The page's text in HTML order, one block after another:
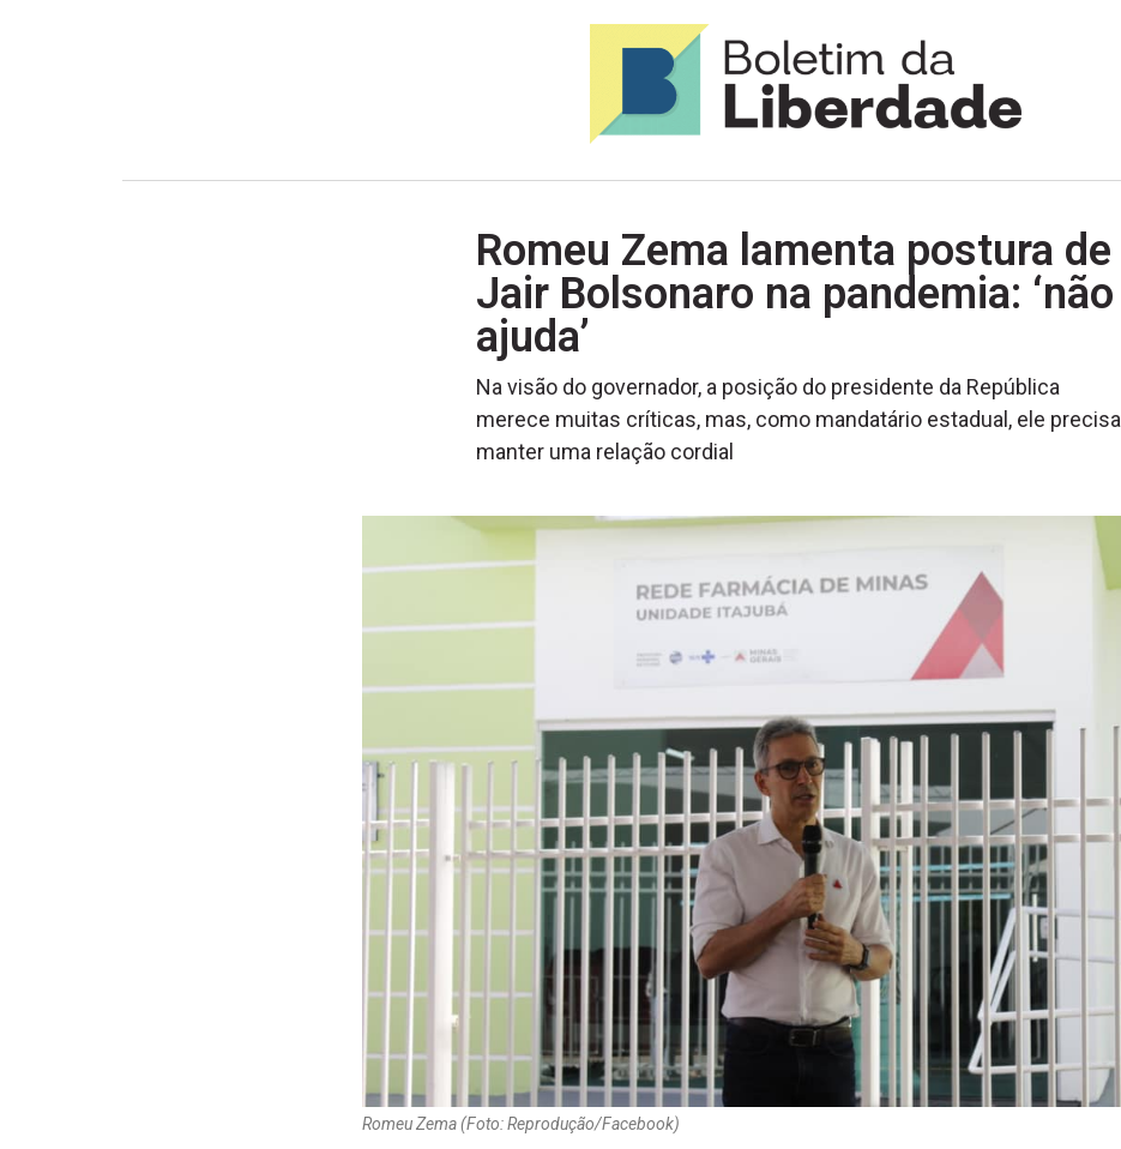
Romeu Zema lamenta postura de
Jair Bolsonaro na pandemia: ‘não
ajuda’
Na visão do governador, a posição do presidente da República
merece muitas críticas, mas, como mandatário estadual, ele precisa
manter uma relação cordial
Romeu Zema (Foto: Reprodução/Facebook)